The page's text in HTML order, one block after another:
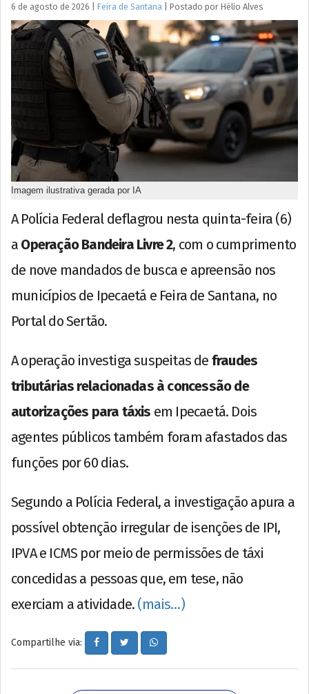
6 de agosto de 2026 Feira de Santana Postado por Hélio Alves
Imagem ilustrativa gerada por IA
A Polícia Federal deflagrou nesta quinta-feira (6)
a Operação Bandeira Livre 2, com o cumprimento
de nove mandados de busca e apreensão nos
municípios de Ipecaetá e Feira de Santana, no
Portal do Sertão.
A operação investiga suspeitas de fraudes
tributárias relacionadas à concessão de
autorizações para táxis em Ipecaetá. Dois
agentes públicos também foram afastados das
funções por 60 dias.
Segundo a Polícia Federal, a investigação apura a
possível obtenção irregular de isenções de IPI,
IPVA e ICMS por meio de permissões de táxi
concedidas a pessoas que, em tese, não
exerciam a atividade. (mais…)
Compartilhe via: